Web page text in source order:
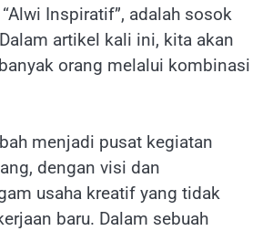
Inspiratif”, adalah sosok
artikel kali ini, kita akan
orang melalui kombinasi
menjadi pusat kegiatan
dengan visi dan
usaha kreatif yang tidak
baru. Dalam sebuah